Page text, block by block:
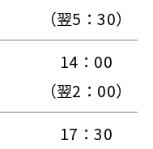
（翌5：30）
14：00
（翌2：00）
17：30